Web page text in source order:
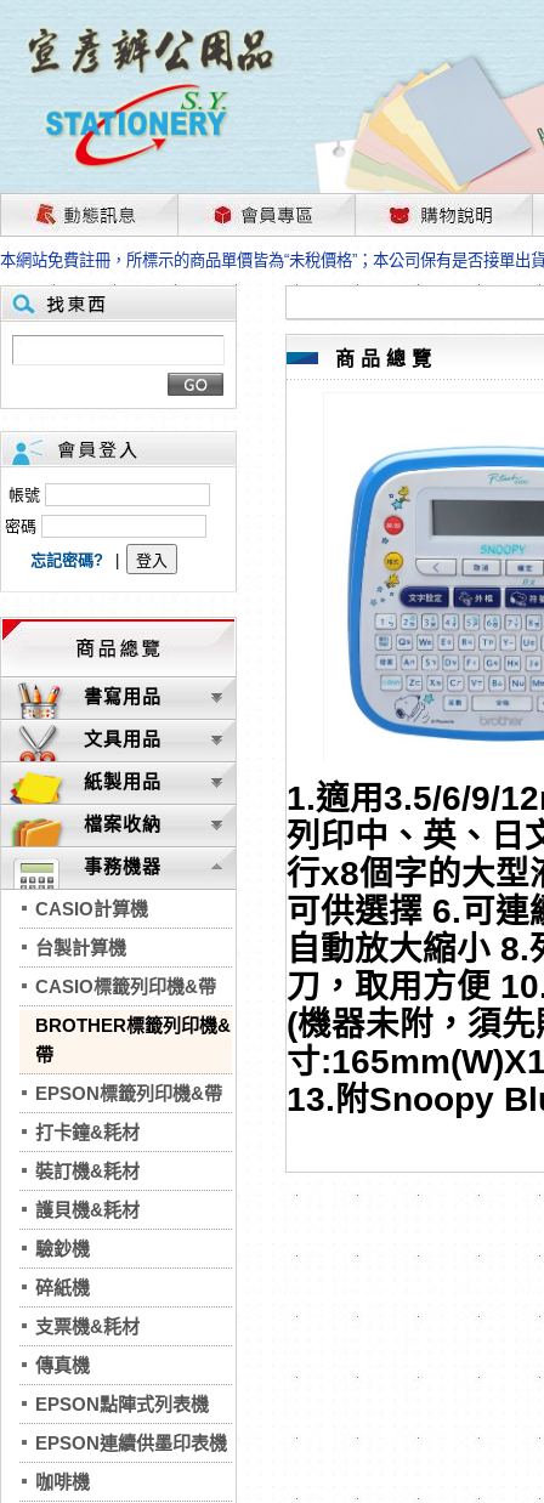
茲因國際情勢變化石油及塑化原物料波動漲幅甚大，部份上游供應商已採取
本網站免費註冊，所標示的商品單價皆為“未稅價格”；本公司保有是否接單出
HP、EPSON、CANON原廠耗材價格浮動，下單前請先跟客服人員確認最新
本網站免費註冊，所標示的商品單價皆為“未稅價格”；本公司保有是否接單出
匯款客戶請注意！因商品繁複來不及發現短缺，遂待客服人員跟您確認訂單
本網站免費註冊，所標示的商品單價皆為“未稅價格”；本公司保有是否接單出
茲因國際情勢變化石油及塑化原物料波動漲幅甚大，部份上游供應商已採取
本網站免費註冊，所標示的商品單價皆為“未稅價格”；本公司保有是否接單出
HP、EPSON、CANON原廠耗材價格浮動，下單前請先跟客服人員確認最新
本網站免費註冊，所標示的商品單價皆為“未稅價格”；本公司保有是否接單出
匯款客戶請注意！因商品繁複來不及發現短缺，遂待客服人員跟您確認訂單
本網站免費註冊，所標示的商品單價皆為“未稅價格”；本公司保有是否接單出
帳號
密碼
忘記密碼?
書寫用品
文具用品
紙製用品
檔案收納
事務機器
CASIO計算機
台製計算機
CASIO標籤列印機&帶
BROTHER標籤列印機&
帶
EPSON標籤列印機&帶
打卡鐘&耗材
裝訂機&耗材
護貝機&耗材
驗鈔機
碎紙機
支票機&耗材
傳真機
EPSON點陣式列表機
EPSON連續供墨印表機
咖啡機
商品總覽
1.適用3.5/6/9/
列印中、英、日
行x8個字的大型
可供選擇 6.可連
自動放大縮小
刀，取用方便
(機器未附，須
寸
13.附Snoopy